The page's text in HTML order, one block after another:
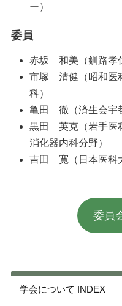
学会について INDEX
ー）
委員
赤坂 和美（釧路孝
市塚 清健（昭和医
科）
亀田 徹（済生会宇
黒田 英克（岩手医
消化器内科分野）
吉田 寛（日本医科
委員